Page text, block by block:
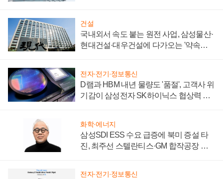
건설
국내외서 속도 붙는 원전 사업, 삼성물산·
현대건설·대우건설에 다가오는 '약속의
전자·전기·정보통신
D램과 HBM 내년 물량도 '품절', 고객사 위
기감이 삼성전자 SK하이닉스 협상력 더
화학·에너지
삼성SDI ESS 수요 급증에 북미 증설 타
진, 최주선 스텔란티스·GM 합작공장 건
전자·전기·정보통신